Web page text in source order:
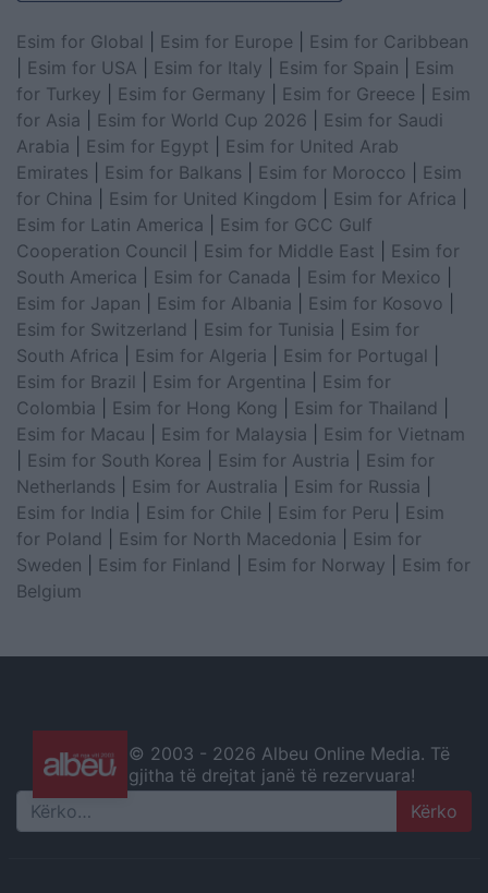
Esim for Global Esim for Europe
Esim for Caribbean
Esim for USA Esim for Italy Esim for Spain
Esim
for Turkey
Esim for Germany Esim for Greece
Esim
for Asia
Esim for World Cup 2026
Esim for Saudi
Arabia
Esim for Egypt
Esim for United Arab
Emirates
Esim for Balkans Esim for Morocco
Esim
for China
Esim for United Kingdom Esim for Africa
Esim for Latin America
Esim for GCC Gulf
Cooperation Council
Esim for Middle East
Esim for
South America
Esim for Canada Esim for Mexico
Esim for Japan
Esim for Albania Esim for Kosovo
Esim for Switzerland
Esim for Tunisia
Esim for
South Africa
Esim for Algeria Esim for Portugal
Esim for Brazil
Esim for Argentina
Esim for
Colombia
Esim for Hong Kong Esim for Thailand
Esim for Macau
Esim for Malaysia
Esim for Vietnam
Esim for South Korea Esim for Austria
Esim for
Netherlands
Esim for Australia Esim for Russia
Esim for India
Esim for Chile Esim for Peru
Esim
for Poland
Esim for North Macedonia
Esim for
Sweden
Esim for Finland Esim for Norway
Esim for
Belgium
© 2003 - 2026 Albeu Online Media. Të
gjitha të drejtat janë të rezervuara!
Search